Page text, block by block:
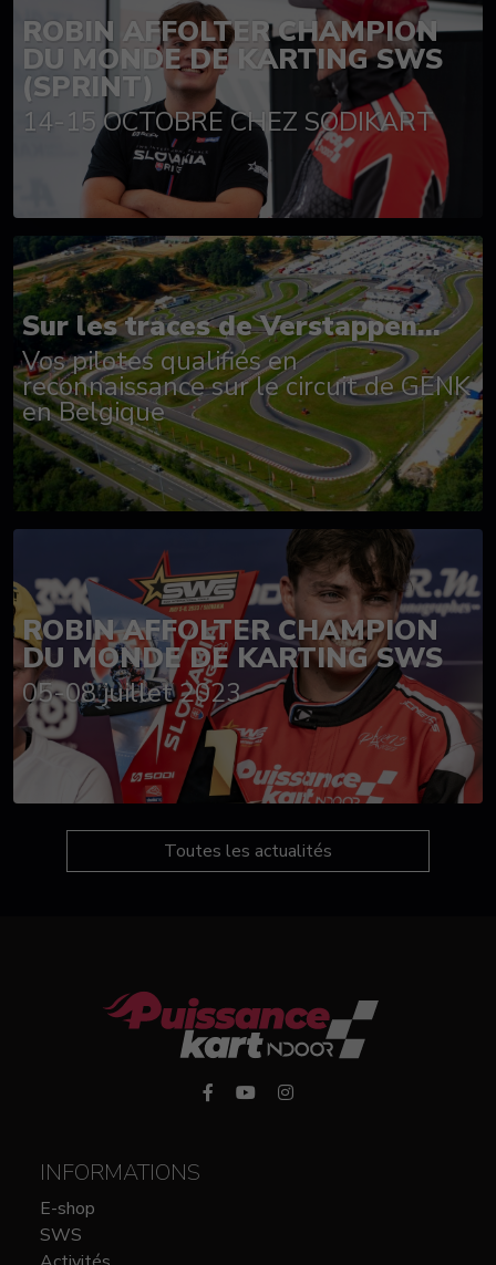
ROBIN AFFOLTER CHAMPION
DU MONDE DE KARTING SWS
(SPRINT)
14-15 OCTOBRE CHEZ SODIKART
Sur les traces de Verstappen...
Vos pilotes qualifiés en
reconnaissance sur le circuit de GENK
en Belgique
ROBIN AFFOLTER CHAMPION
DU MONDE DE KARTING SWS
05-08 juillet 2023
Toutes les actualités
INFORMATIONS
E-shop
SWS